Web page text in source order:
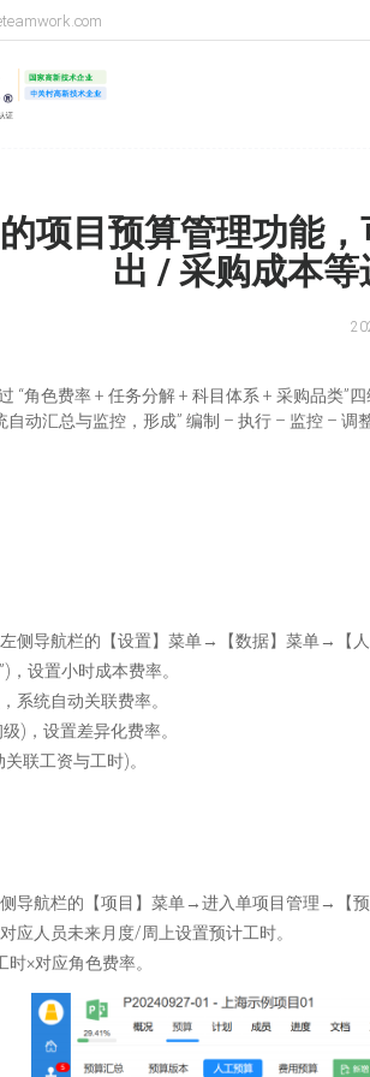
项目预算管理功能
出 / 采购成本
“角色费率 + 任务分解 + 科目体系 + 采购品类
动汇总与监控，形成” 编制 – 执行 – 监控 –
侧导航栏的【设置】菜单→【数据】菜单→【
，设置小时成本费率。
系统自动关联费率。
)，设置差异化费率。
联工资与工时)。
导航栏的【项目】菜单→进入单项目管理→【预
应人员未来月度/周上设置预计工时。
×对应角色费率。